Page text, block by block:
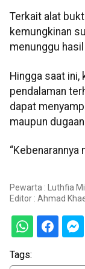
Terkait alat
kemungkinan
menunggu
Hingga saat ini,
pendalaman
dapat
maupun
“Kebenarannya
Pewarta : Luthfia
Editor : Ahmad
Tags: